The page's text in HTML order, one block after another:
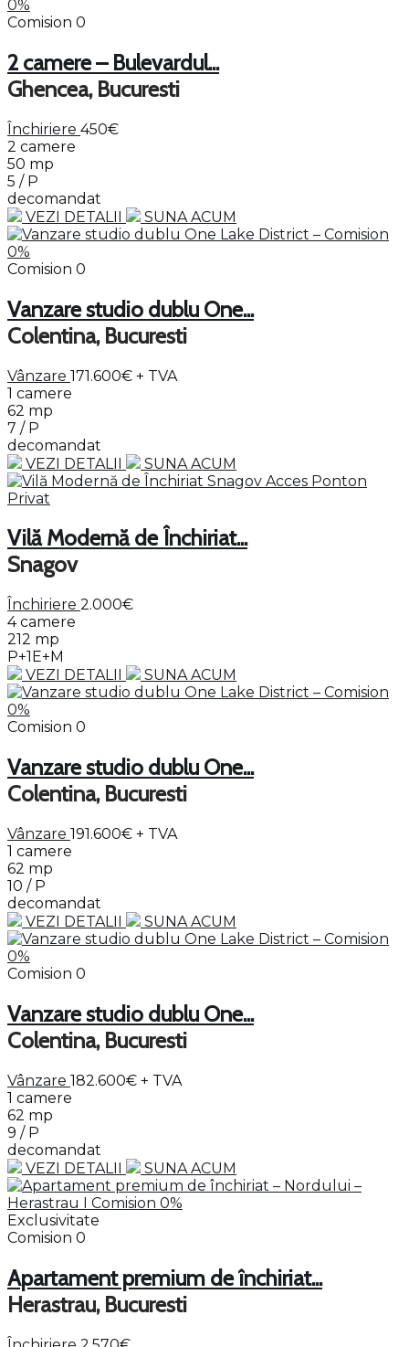
Comision 0
2 camere – Bulevardul...
Ghencea, Bucuresti
Închiriere 450€
2 camere
50 mp
5 / P
decomandat
VEZI DETALII
SUNA ACUM
Comision 0
Vanzare studio dublu One...
Colentina, Bucuresti
Vânzare 171.600€ + TVA
1 camere
62 mp
7 / P
decomandat
VEZI DETALII
SUNA ACUM
Vilă Modernă de Închiriat...
Snagov
Închiriere 2.000€
4 camere
212 mp
P+1E+M
VEZI DETALII
SUNA ACUM
Comision 0
Vanzare studio dublu One...
Colentina, Bucuresti
Vânzare 191.600€ + TVA
1 camere
62 mp
10 / P
decomandat
VEZI DETALII
SUNA ACUM
Comision 0
Vanzare studio dublu One...
Colentina, Bucuresti
Vânzare 182.600€ + TVA
1 camere
62 mp
9 / P
decomandat
VEZI DETALII
SUNA ACUM
Exclusivitate
Comision 0
Apartament premium de închiriat...
Herastrau, Bucuresti